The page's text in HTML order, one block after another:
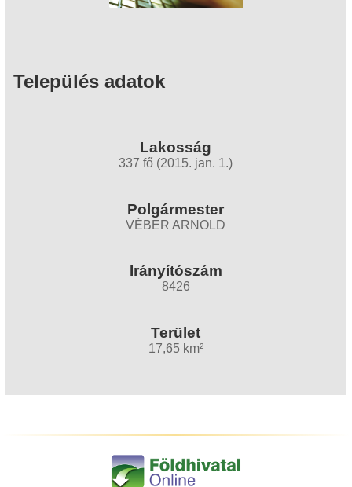
Település adatok
Lakosság
337 fő (2015. jan. 1.)
Polgármester
VÉBER ARNOLD
Irányítószám
8426
Terület
17,65 km²